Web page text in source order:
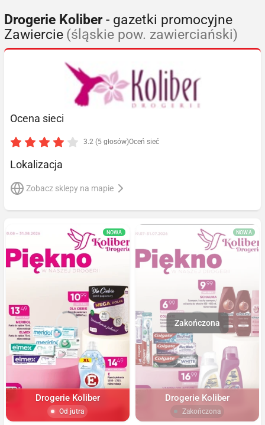
Drogerie Koliber- gazetki promocyjne
Zawiercie (śląskie pow. zawierciański)
Ocena sieci
3.2 (5 głosów)Oceń sieć
Lokalizacja
Zobacz sklepy na mapie
NOWA
Drogerie Koliber
Od jutra
NOWA
Drogerie Koliber
Zakończona